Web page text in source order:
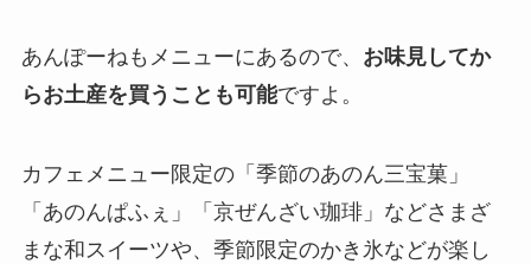
あんぽーねもメニューにあるので、 お味見してか
らお土産を買うことも可能ですよ。
カフェメニュー限定の「季節のあのん三宝菓」
「あのんぱふぇ」「京ぜんざい珈琲」などさまざ
まな和スイーツや、季節限定のかき氷などが楽し